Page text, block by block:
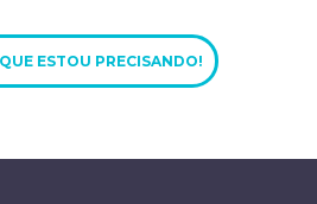
ESTOU PRECISANDO!